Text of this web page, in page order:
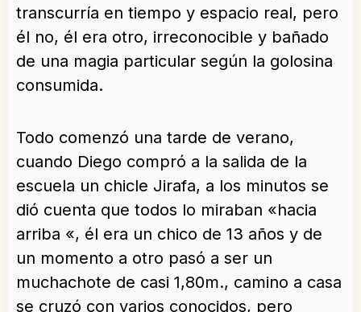
transcurría en tiempo y espacio real, pero
él no, él era otro, irreconocible y bañado
de una magia particular según la golosina
consumida.
Todo comenzó una tarde de verano,
cuando Diego compró a la salida de la
escuela un chicle Jirafa, a los minutos se
dió cuenta que todos lo miraban «hacia
arriba «, él era un chico de 13 años y de
un momento a otro pasó a ser un
muchachote de casi 1,80m., camino a casa
se cruzó con varios conocidos, pero